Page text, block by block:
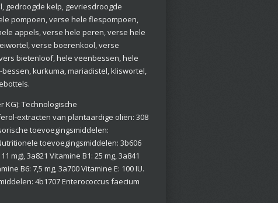
gedroogde kelp, gevriesdroogde
pompoen, verse hele flespompoen,
appels, verse hele peren, verse hele
verse boerenkool, verse
bietenloof, hele veenbessen, hele
kurkuma, mariadistel, kliswortel,
KG): Technologische
van plantaardige oliën: 308
toevoegingsmiddelen:
toevoegingsmiddelen: 3b606
mg), 3a821 Vitamine B1: 25 mg, 3a841
B6: 7,5 mg, 3a700 Vitamine E: 100 IU.
4b1707 Enterococcus faecium